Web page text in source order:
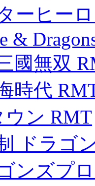
ーヒー
&
國無双
時代
ウン RMT
ドラゴ
ンズプ